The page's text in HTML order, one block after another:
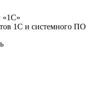
«1С»
1С и системного ПО